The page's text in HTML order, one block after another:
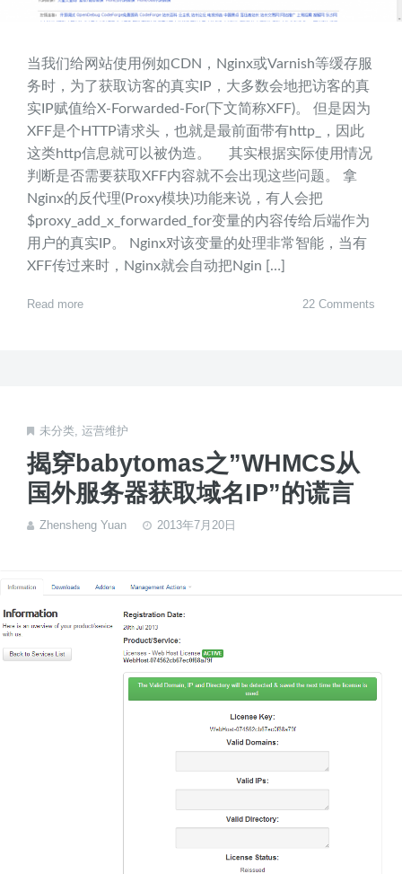
当我们给网站使用例如CDN，Nginx或Varnish等缓存服
务时，为了获取访客的真实IP，大多数会地把访客的真
实IP赋值给X-Forwarded-For(下文简称XFF)。 但是因为
XFF是个HTTP请求头，也就是最前面带有http_，因此
这类http信息就可以被伪造。 其实根据实际使用情况
判断是否需要获取XFF内容就不会出现这些问题。 拿
Nginx的反代理(Proxy模块)功能来说，有人会把
$proxy_add_x_forwarded_for变量的内容传给后端作为
用户的真实IP。 Nginx对该变量的处理非常智能，当有
XFF传过来时，Nginx就会自动把Ngin […]
Read more 22 Comments
未分类 运营维护
揭穿babytomas之”WHMCS从
国外服务器获取域名IP”的谎言
Zhensheng Yuan 2013年7月20日